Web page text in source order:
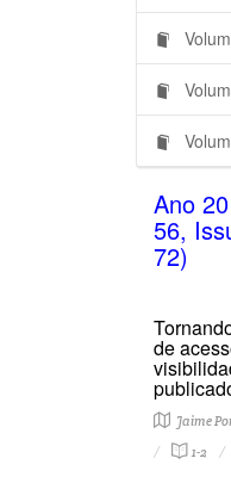
Ano
56,
72)
de
Jaime
1-2